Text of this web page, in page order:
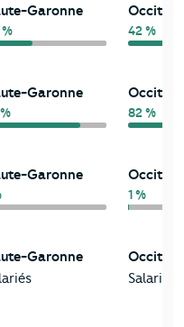
Garonne
42 %
Garonne
82 %
Garonne
1 %
Garonne
Salariés